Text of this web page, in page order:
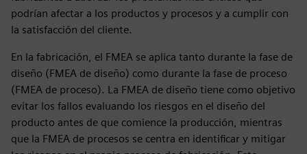
podrían afectar a los productos y procesos y a cumplir con
la satisfacción del cliente.
En la fabricación, el FMEA se aplica tanto durante la fase de
diseño (FMEA de diseño) como durante la fase de proceso
(FMEA de proceso). La FMEA de diseño tiene como objetivo
evitar los fallos evaluando los riesgos en el diseño del
producto antes de que comience la producción, mientras
que la FMEA de procesos se centra en identificar y mitigar